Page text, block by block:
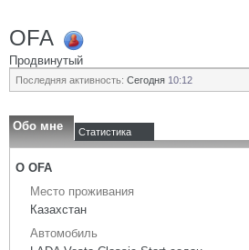
OFA
Продвинутый
Последняя активность: Сегодня 10:12
Обо мне Статистика
О OFA
Место проживания
Казахстан
Автомобиль